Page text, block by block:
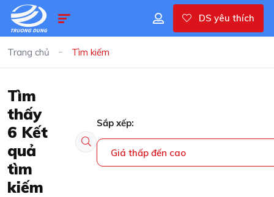
DS yêu thích
Trang chủ Tìm kiếm
Tìm
thấy
6 Kết
quả
tìm
kiếm
Sắp xếp:
Giá thấp đến cao